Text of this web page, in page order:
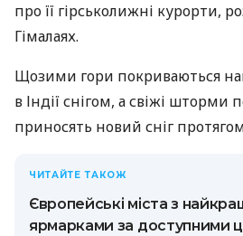
про її гірськолижні курорти,
Гімалаях.
Щозими гори покриваються
в Індії снігом, а свіжі шторми
приносять новий сніг
ЧИТАЙТЕ ТАКОЖ
Європейські міста з
ярмарками за доступними